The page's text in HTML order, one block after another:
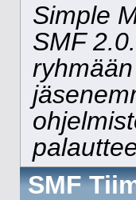
Simple
SMF
SMF